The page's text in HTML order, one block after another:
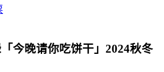
「今晚请你吃饼干」2024秋冬